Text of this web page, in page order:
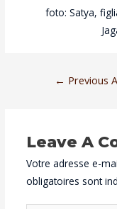
foto: Satya,
Navigation
← Previous
Leave A
Votre adresse e-
obligatoires sont